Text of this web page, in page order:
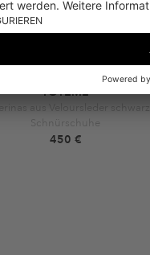
TOTEME
aus Veloursleder schwarz
Schnürschuhe
450 €